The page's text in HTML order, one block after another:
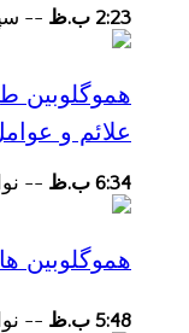
2:23 ب.ظ --
هموگلوبین
علائم و
6:34 ب.ظ --
هموگلوبین
5:48 ب.ظ --